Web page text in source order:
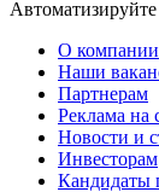
О компании
Наши
Партнерам
Реклама на
Новости и
Инвесторам
Кандидаты